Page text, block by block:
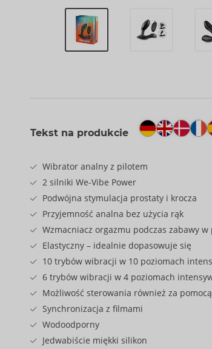
Tekst na produkcie
Wibrator analny z pilotem
2 silniki We-Vibe Power
Podwójna stymulacja prostaty i krocza
Przyjemność analna bez użycia rąk
Wzmacniacz orgazmu podczas zabawy w
Elastyczny – idealnie dopasowuje się
10 trybów wibracji w 10 poziomach
6 trybów wibracji w 4 poziomach
Możliwość sterowania również za
Synchronizacja z filmami
Wodoodporny
Jedwabiście miękki silikon